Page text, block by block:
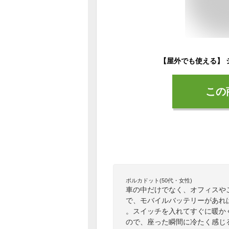
こ
ポルカドット(50代・女性)
車の中だけでなく、オフィス
で、モバイルバッテリーがあ
。スイッチを入れてすぐに暖
ので、座った瞬間に冷たく感